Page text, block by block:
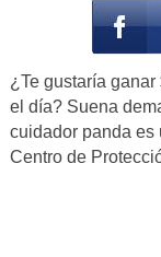
¿Te gustaría
el día? Suena
cuidador panda es
Centro de